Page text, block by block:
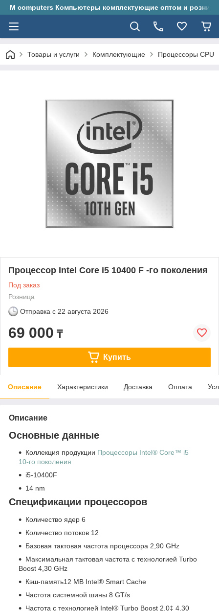
M computers Компьютеры комплектующие оптом и
Товары и услуги Комплектующие Процессоры CPU
Процессор Intel Core i5 10400 F -го поколения
Под заказ
Розница
Отправка с 22 августа 2026
69 000 ₸
Купить
Описание Характеристики Доставка Оплата
Описание
Основные данные
Коллекция продукции Процессоры Intel® Core™ i5
10-го поколения
i5-10400F
14 nm
Спецификации процессоров
Количество ядер 6
Количество потоков 12
Базовая тактовая частота процессора 2,90 GHz
Максимальная тактовая частота с технологией Turbo
Boost 4,30 GHz
Кэш-память12 MB Intel® Smart Cache
Частота системной шины 8 GT/s
Частота с технологией Intel® Turbo Boost 2.0‡ 4.30